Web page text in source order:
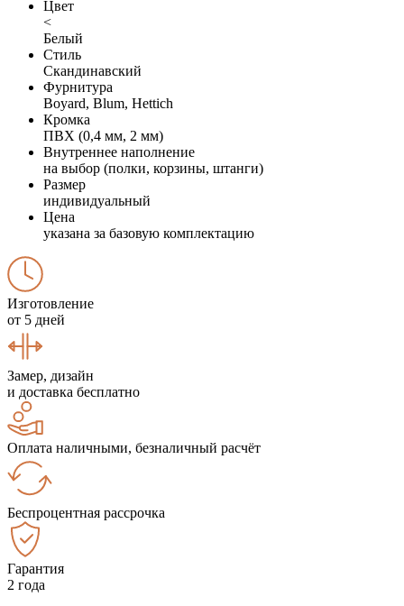
Цвет
<
Белый
Стиль
Скандинавский
Фурнитура
Boyard, Blum, Hettich
Кромка
ПВХ (0,4 мм, 2 мм)
Внутреннее наполнение
на выбор (полки, корзины, штанги)
Размер
индивидуальный
Цена
указана за базовую комплектацию
Изготовление
от 5 дней
Замер, дизайн
и доставка бесплатно
Оплата наличными, безналичный расчёт
Беспроцентная рассрочка
Гарантия
2 года